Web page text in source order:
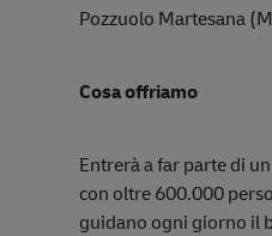
Pozzuolo Martesana
Cosa offriamo
Entrerà a far parte di
con oltre 600.000
guidano ogni giorno il